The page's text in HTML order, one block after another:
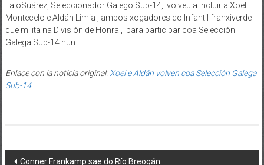
LaloSuárez, Seleccionador Galego Sub-14, volveu a incluir a Xoel
Montecelo e Aldán Limia , ambos xogadores do Infantil franxiverde
que milita na División de Honra , para participar coa Selección
Galega Sub-14 nun…
Enlace con la noticia original:Xoel e Aldán volven coa Selección Galega
Sub-14
Post navigation
Conner Frankamp sae do Río Breogán